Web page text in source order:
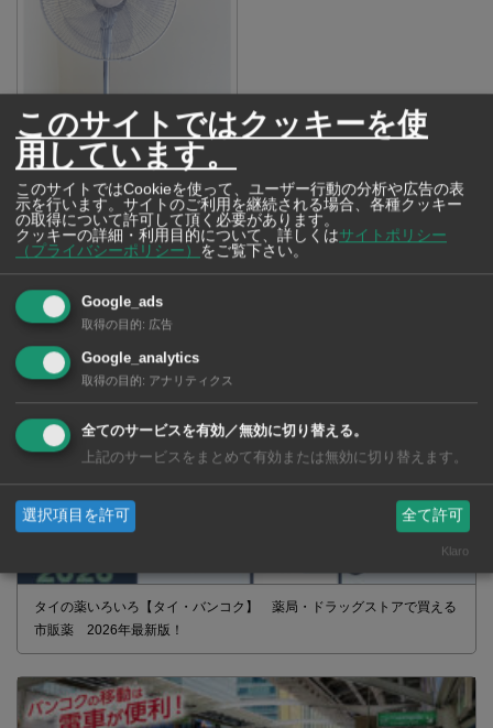
タイの電気料金
SNSで毎日ニュースを配信中！
タイの薬いろいろ【タイ・バンコク】 薬局・ドラッグストアで買える
市販薬 2026年最新版！
このサイトではクッキーを使
用しています。
このサイトではCookieを使って、ユーザー行動の分析や広告の表
示を行います。サイトのご利用を継続される場合、各種クッキー
の取得について許可して頂く必要があります。
クッキーの詳細・利用目的について、詳しくはサイトポリシー
（プライバシーポリシー）
をご覧下さい。
Google_ads
取得の目的: 広告
Google_analytics
取得の目的: アナリティクス
全てのサービスを有効／無効に切り替える。
上記のサービスをまとめて有効または無効に切り替えます。
選択項目を許可 全て許可
Klaro